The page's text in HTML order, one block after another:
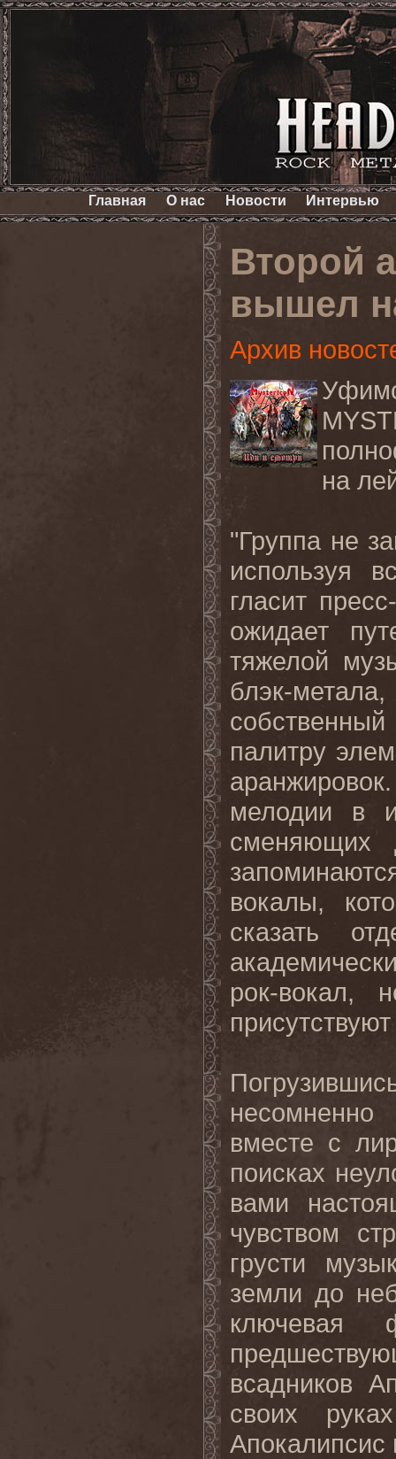
Главная О нас Новости Интервью
Второй
вышел
Архив
на
"Группа не
используя
гласит
ожидает
тяжелой
блэк-
палитру
мелодии в
сменяющих
вокалы,
сказать
рок-вокал,
вместе с
поисках
вами
чувством
грусти
земли до
ключевая
всадников
своих
Апокалипсис